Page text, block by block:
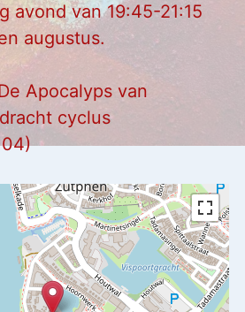
avond van 19:45-21:15
augustus.
Apocalyps van
cyclus